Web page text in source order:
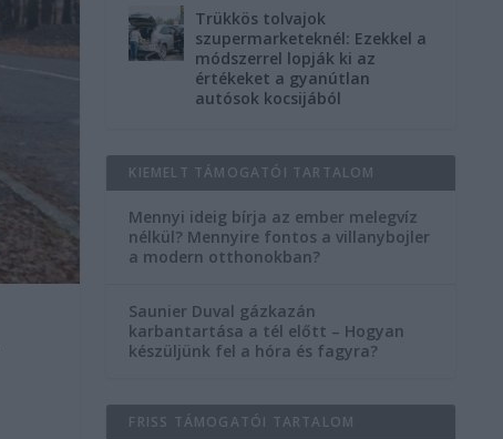
Trükkös tolvajok
szupermarketeknél: Ezekkel a
módszerrel lopják ki az
értékeket a gyanútlan
autósok kocsijából
KIEMELT TÁMOGATÓI TARTALOM
Mennyi ideig bírja az ember melegvíz
nélkül? Mennyire fontos a villanybojler
a modern otthonokban?
Saunier Duval gázkazán
karbantartása a tél előtt – Hogyan
készüljünk fel a hóra és fagyra?
FRISS TÁMOGATÓI TARTALOM